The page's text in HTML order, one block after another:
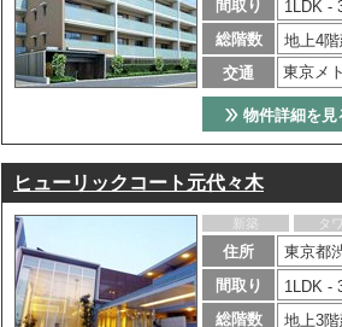
間取り
1LDK -
総階数
地上4階
交通
東京メ
物件詳細を見
ヒューリックコート元代々木
新築 タ
住所
東京都
間取り
1LDK -
総階数
地上3階